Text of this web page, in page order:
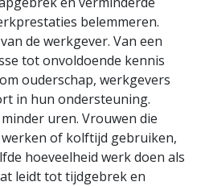
belemmeren.
de werkgever. Van een
tot onvoldoende kennis
ouderschap, werkgevers
in hun ondersteuning.
uren. Vrouwen die
of kolftijd gebruiken,
hoeveelheid werk doen als
leidt tot tijdgebrek en